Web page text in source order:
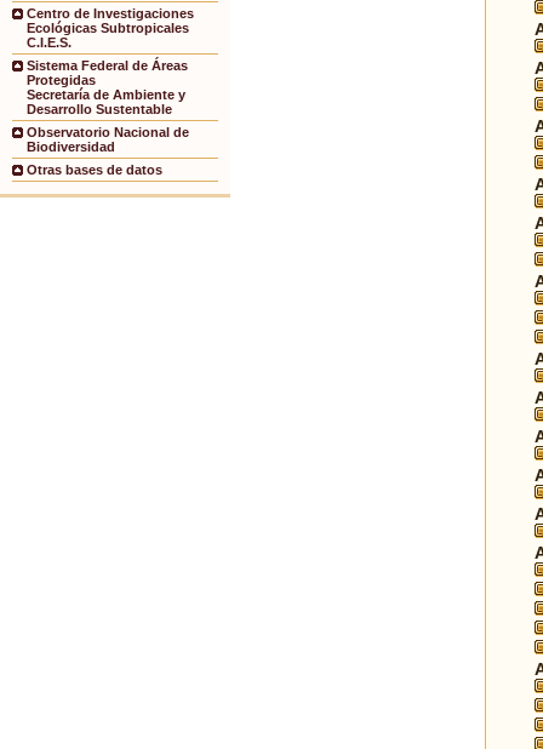
Centro de Investigaciones
Ecológicas Subtropicales
C.I.E.S.
Sistema Federal de Áreas
Protegidas
Secretaría de Ambiente y
Desarrollo Sustentable
Observatorio Nacional de
Biodiversidad
Otras bases de datos